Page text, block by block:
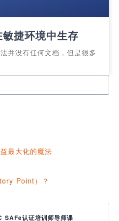
捷环境中生存
并没有任何文档，但是很多
最大化的魔法
Point）？
SAFe认证培训师导师课